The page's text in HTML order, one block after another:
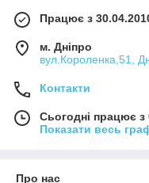
Працює з
м. Дніпро
вул.Короленка,51,
Контакти
Сьогодні працює з
Показати весь
Про нас